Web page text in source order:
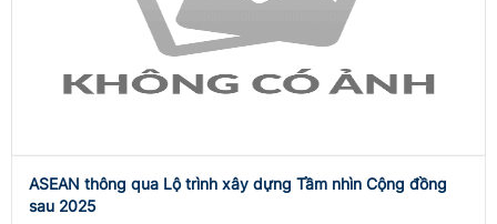
ASEAN thông qua Lộ trình xây dựng Tầm nhìn Cộng đồng
sau 2025